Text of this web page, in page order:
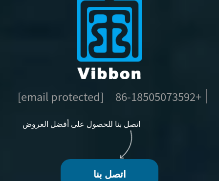
+86-18505073592
[email protected]
اتصل بنا للحصول على أفضل العروض
اتصل بنا